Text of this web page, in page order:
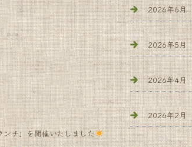
チ」を開催いたしました
2026年6月
2026年5月
2026年4月
2026年2月